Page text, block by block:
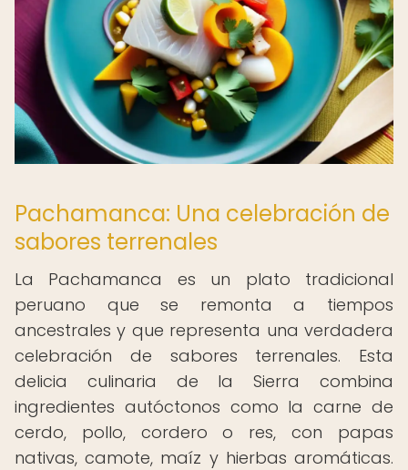
Pachamanca: Una celebración de
sabores terrenales
La Pachamanca es un plato tradicional
peruano que se remonta a tiempos
ancestrales y que representa una verdadera
celebración de sabores terrenales. Esta
delicia culinaria de la Sierra combina
ingredientes autóctonos como la carne de
cerdo, pollo, cordero o res, con papas
nativas, camote, maíz y hierbas aromáticas.